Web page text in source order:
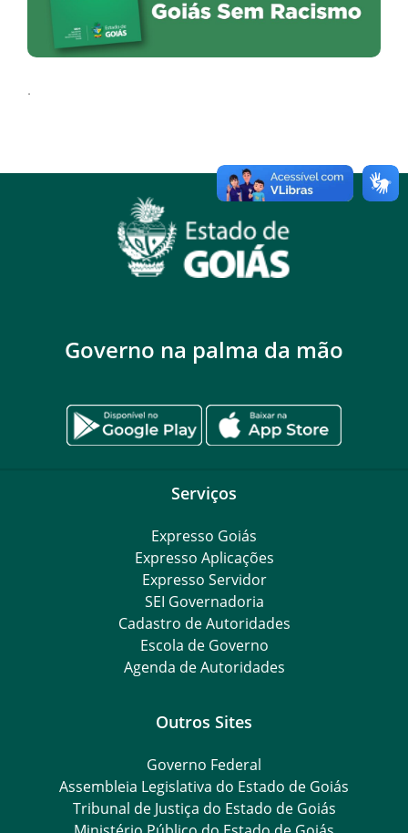
.
Governo na palma da mão
Serviços
Expresso Goiás
Expresso Aplicações
Expresso Servidor
SEI Governadoria
Cadastro de Autoridades
Escola de Governo
Agenda de Autoridades
Outros Sites
Governo Federal
Assembleia Legislativa do Estado de Goiás
Tribunal de Justiça do Estado de Goiás